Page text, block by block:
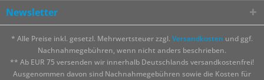
Newsletter
* Alle Preise inkl. gesetzl. Mehrwertsteuer zzgl. Versandkosten und ggf.
Nachnahmegebühren, wenn nicht anders beschrieben.
** Ab EUR 75 versenden wir innerhalb Deutschlands versandkostenfrei!
Ausgenommen davon sind Nachnahmegebühren sowie die Kosten für